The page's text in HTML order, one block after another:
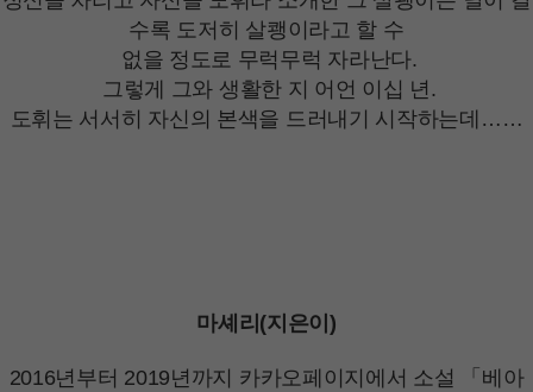
수록 도저히 살쾡이라고 할 수
없을 정도로 무럭무럭 자라난다.
그렇게 그와 생활한 지 어언 이십 년.
도휘는 서서히 자신의 본색을 드러내기 시작하는데……
마셰리(지은이)
2016년부터 2019년까지 카카오페이지에서 소설 「베아